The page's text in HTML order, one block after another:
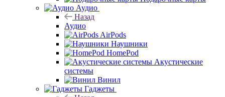
Аудио
Назад
Аудио
AirPods
Наушники
HomePod
Акустические
системы
Винил
Гаджеты